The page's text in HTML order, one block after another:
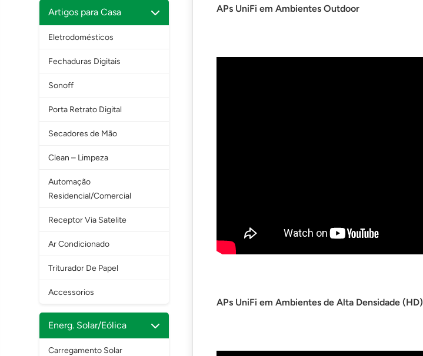
Artigos para Casa
Eletrodomésticos
Fechaduras Digitais
Sonoff
Porta Retrato Digital
Secadores de Mão
Clean – Limpeza
Automação
Residencial/Comercial
Receptor Via Satelite
Ar Condicionado
Triturador De Papel
Accessorios
Energ. Solar/Eólica
Carregamento Solar
APs UniFi em Ambientes Outdoor
APs UniFi em Ambientes de Alta Densidade (HD)